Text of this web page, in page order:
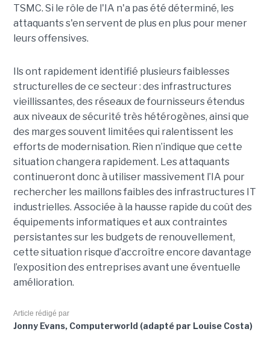
TSMC. Si le rôle de l'IA n'a pas été déterminé, les
attaquants s'en servent de plus en plus pour mener
leurs offensives.
Ils ont rapidement identifié plusieurs faiblesses
structurelles de ce secteur : des infrastructures
vieillissantes, des réseaux de fournisseurs étendus
aux niveaux de sécurité très hétérogènes, ainsi que
des marges souvent limitées qui ralentissent les
efforts de modernisation. Rien n’indique que cette
situation changera rapidement. Les attaquants
continueront donc à utiliser massivement l’IA pour
rechercher les maillons faibles des infrastructures IT
industrielles. Associée à la hausse rapide du coût des
équipements informatiques et aux contraintes
persistantes sur les budgets de renouvellement,
cette situation risque d’accroître encore davantage
l’exposition des entreprises avant une éventuelle
amélioration.
Article rédigé par
Jonny Evans, Computerworld (adapté par Louise Costa)